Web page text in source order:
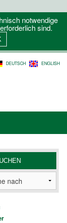
notwendige
sind.
DEUTSCH ENGLISH